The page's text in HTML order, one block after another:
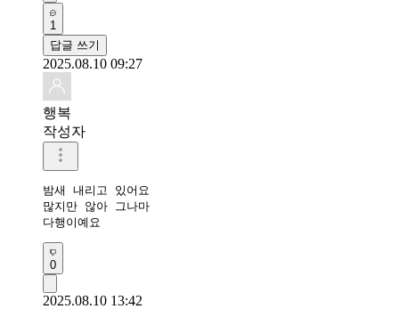
1
답글 쓰기
2025.08.10 09:27
행복
작성자
밤새 내리고 있어요
많지만 않아 그나마
다행이예요
0
2025.08.10 13:42